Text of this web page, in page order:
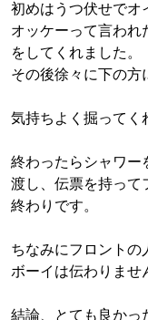
初めはうつ伏せでオ
オッケーって言われ
をしてくれました。
その後徐々に下の方
気持ちよく掘ってく
終わったらシャワー
渡し、伝票を持って
終わりです。
ちなみにフロントの
ボーイは伝わりませ
結論、とても良かっ